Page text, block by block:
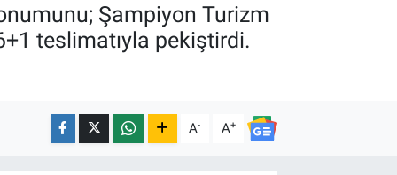
Şampiyon Turizm
teslimatıyla pekiştirdi.
A- A+